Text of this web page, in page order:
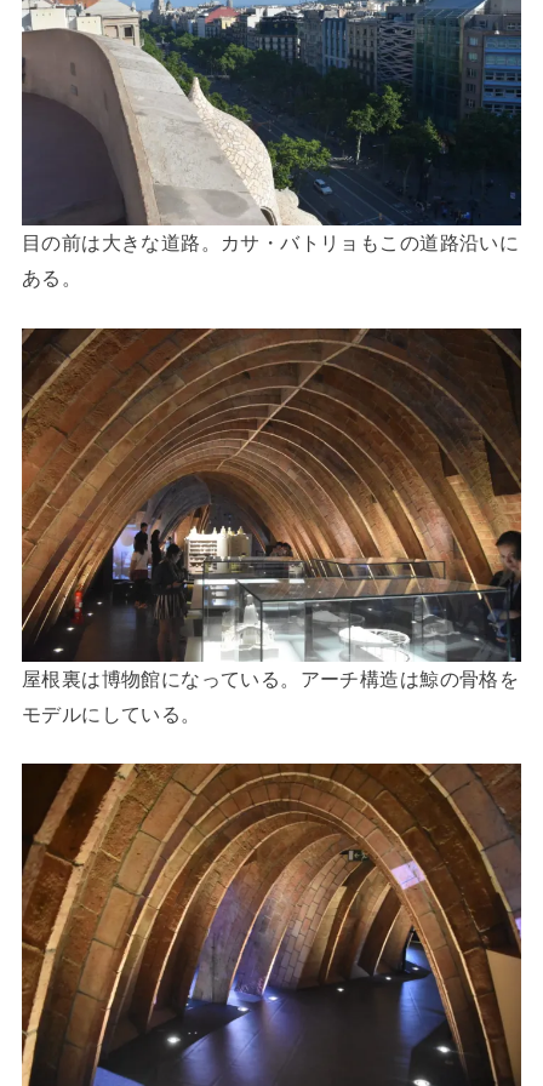
目の前は大きな道路。カサ・バトリョもこの道路沿いに
ある。
屋根裏は博物館になっている。アーチ構造は鯨の骨格を
モデルにしている。